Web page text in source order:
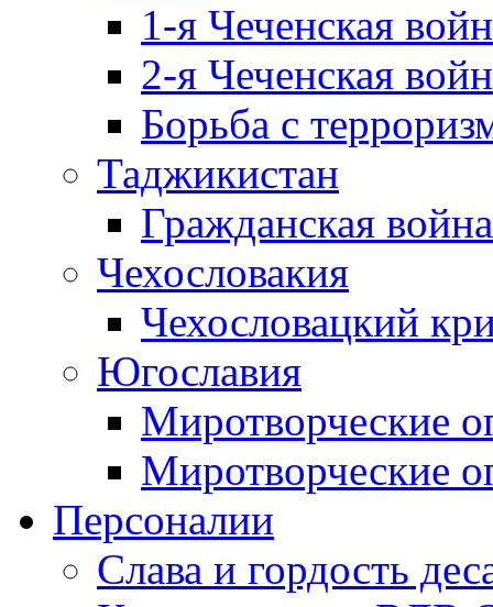
1-я Чеченская
2-я Чеченская
Борьба с
Таджикистан
Гражданская
Чехословакия
Чехословацкий
Югославия
Миротворческие
Миротворческие
Персоналии
Слава и гордость